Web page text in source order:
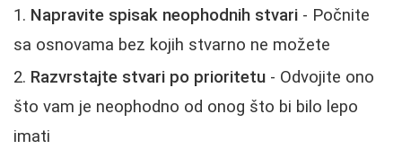
Napravite spisak neophodnih stvari - Počnite
sa osnovama bez kojih stvarno ne možete
Razvrstajte stvari po prioritetu - Odvojite ono
što vam je neophodno od onog što bi bilo lepo
imati